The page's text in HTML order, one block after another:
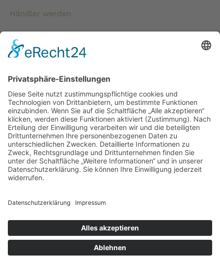
Händler werden
* Alle Preise verstehen sich inkl. gesetzlicher
Mehrwertsteuer und zzgl. Versandkosten wenn nicht anders
beschrieben.
ChampagnerKollektion ist ein Shop von Weinist